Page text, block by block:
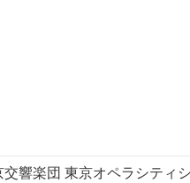
交響楽団 東京オペラシティ